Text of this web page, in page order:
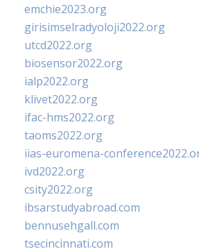
emchie2023.org
girisimselradyoloji2022.org
utcd2022.org
biosensor2022.org
ialp2022.org
klivet2022.org
ifac-hms2022.org
taoms2022.org
iias-euromena-
ivd2022.org
csity2022.org
ibsarstudyabroad.com
bennusehgall.com
tsecincinnati.com